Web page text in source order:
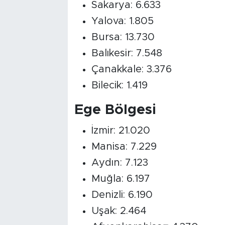
Sakarya: 6.633
Yalova: 1.805
Bursa: 13.730
Balıkesir: 7.548
Çanakkale: 3.376
Bilecik: 1.419
Ege Bölgesi
İzmir: 21.020
Manisa: 7.229
Aydın: 7.123
Muğla: 6.197
Denizli: 6.190
Uşak: 2.464